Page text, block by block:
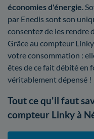
économies d'énergie .
par Enedis sont son
consentez de les rendre
Grâce au compteur
votre consommation :
êtes de ce fait débité en
véritablement dépensé !
Tout ce qu'il faut
compteur Linky à